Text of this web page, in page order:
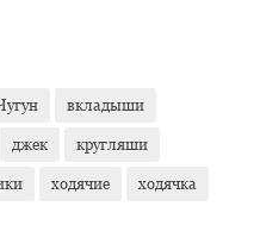
вкладыши
джек кругляши
ходячие ходячка